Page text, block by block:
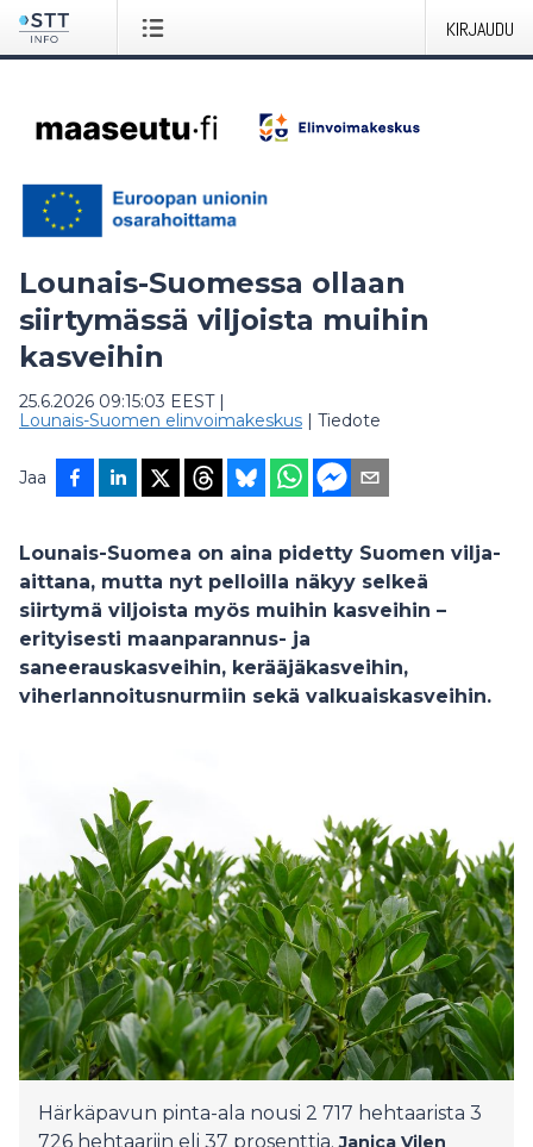
KIRJAUDU
Lounais-Suomessa ollaan
siirtymässä viljoista muihin
kasveihin
25.6.2026 09:15:03 EEST|
Lounais-Suomen elinvoimakeskus | Tiedote
Jaa
Lounais-Suomea on aina pidetty Suomen vilja-
aittana, mutta nyt pelloilla näkyy selkeä
siirtymä viljoista myös muihin kasveihin –
erityisesti maanparannus- ja
saneerauskasveihin, kerääjäkasveihin,
viherlannoitusnurmiin sekä valkuaiskasveihin.
Härkäpavun pinta-ala nousi 2 717 hehtaarista 3
726 hehtaariin eli 37 prosenttia. Janica Vilen